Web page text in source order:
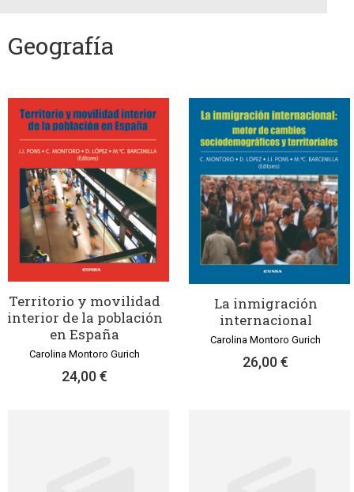
Geografía
Territorio y movilidad
interior de la población
en España
Carolina Montoro Gurich
24,00 €
La inmigración
internacional
Carolina Montoro Gurich
26,00 €